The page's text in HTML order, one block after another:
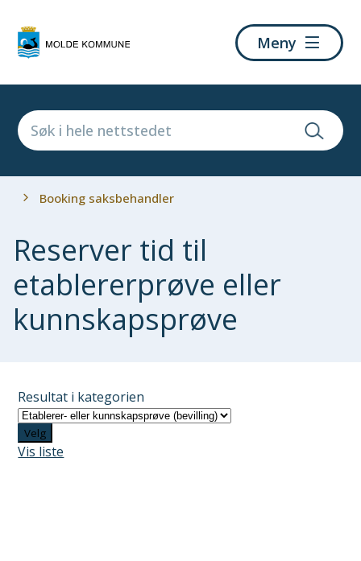
kommune
Meny
Du
Booking saksbehandler
Reserver tid til
etablererprøve eller
kunnskapsprøve
Resultat i kategorien
Velg
Vis liste